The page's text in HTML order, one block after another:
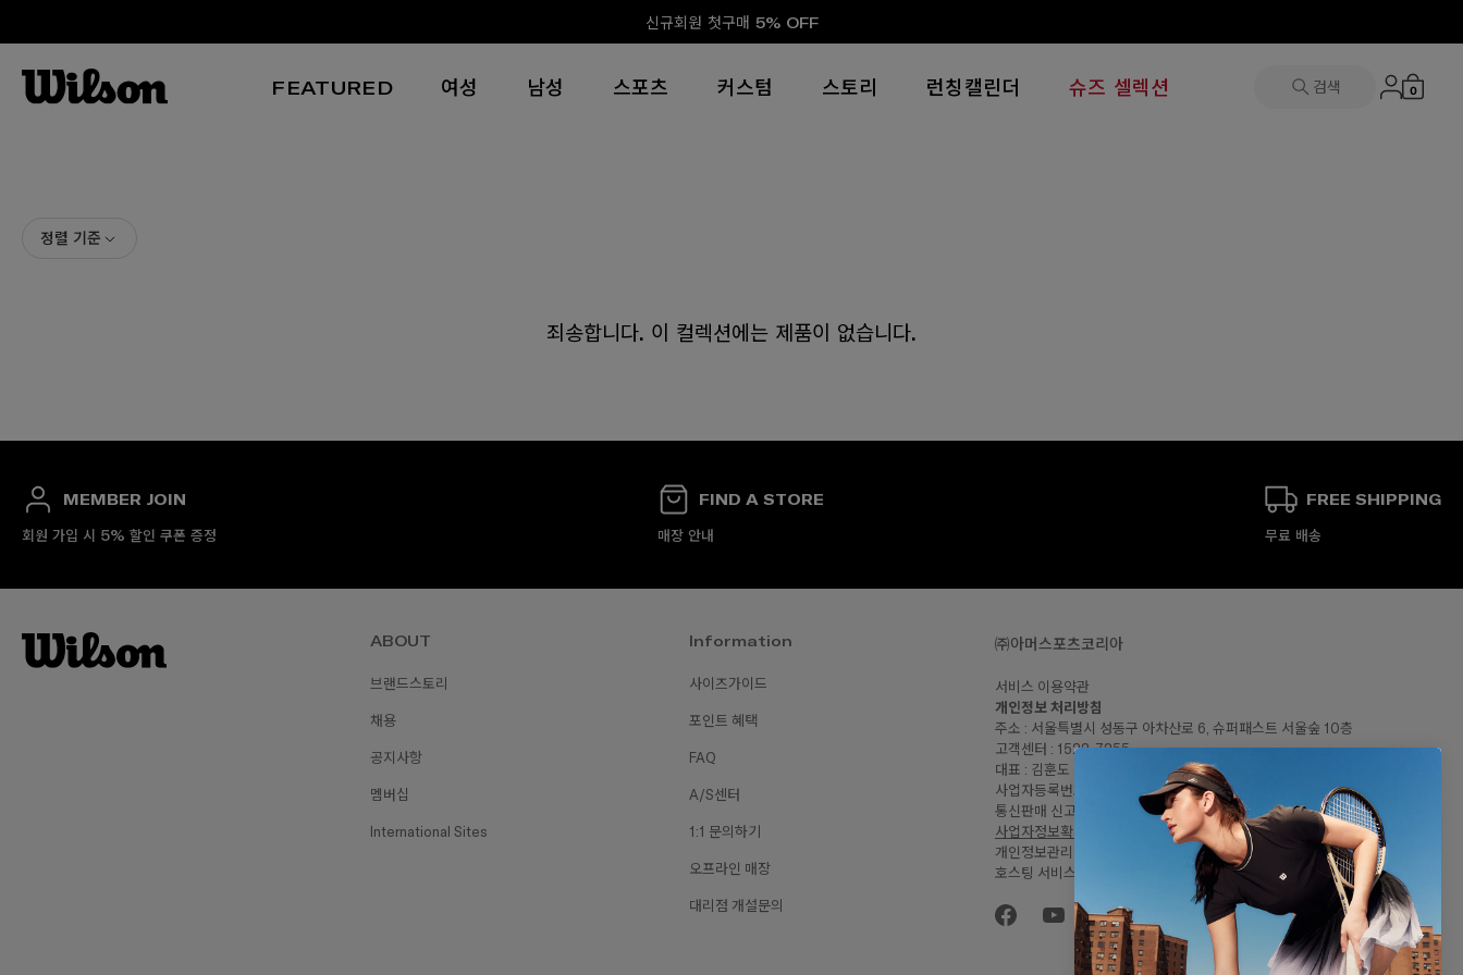
신규회원 첫구매 5% OFF
FEATURED 여성 남성 스포츠 커스텀 스토리 런칭캘린더 슈즈 셀렉션 검색 0
정렬 기준
죄송합니다. 이 컬렉션에는 제품이 없습니다.
MEMBER JOIN
회원 가입 시 5% 할인 쿠폰 증정
FIND A STORE
매장 안내
FREE SHIPPING
무료 배송
ABOUT
브랜드스토리
채용
공지사항
멤버십
International Sites
Information
사이즈가이드
포인트 혜택
FAQ
A/S센터
1:1 문의하기
오프라인 매장
대리점 개설문의
㈜아머스포츠코리아
서비스 이용약관
개인정보 처리방침
주소 : 서울특별시 성동구 아차산로 6, 슈퍼패스트 서울숲 10층
고객센터 : 1522-7255
대표 : 김훈도
사업자등록번호: 120-81-57446
통신판매 신고번호 : 2023-서울성동-2064
사업자정보확인
개인정보관리책임자 : 임민지
호스팅 서비스 : Shopify